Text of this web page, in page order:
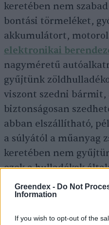
Greendex - Do Not
Information
If you wish to opt-out of the
keretében nem
bontási törmeléket,
akkumulátort,
elektronikai
nagyméretű
gyűjtünk
viszont szedni bármit,
biztonságosan
abban elszállítható,
a súlyától a műanyag
keretében nem
ezek a hulladékok
ezért nem
Hogyan zajlik az akció?